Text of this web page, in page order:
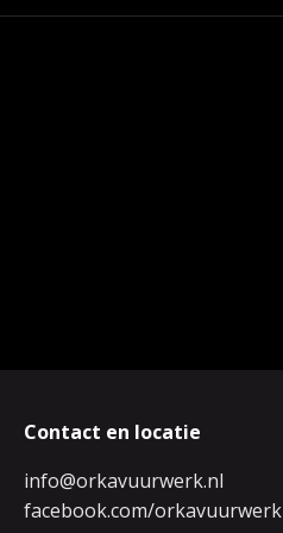
Contact en locatie
info@orkavuurwerk.nl
facebook.com/orkavuurwerk